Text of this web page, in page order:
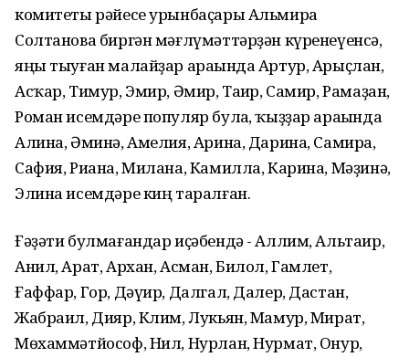
комитеты рәйесе урынбаҫары Альмира
Солтанова биргән мәғлүмәттәрҙән күренеүенсә,
яңы тыуған малайҙар араһында Артур, Арыҫлан,
Асҡар, Тимур, Эмир, Әмир, Таһир, Самир, Рамаҙан,
Роман исемдәре популяр булһа, ҡыҙҙар араһында
Алина, Әминә, Амелия, Арина, Дарина, Самира,
Сафия, Риана, Милана, Камилла, Карина, Мәҙинә,
Элина исемдәре киң таралған.
Ғәҙәти булмағандар иҫәбендә - Аллим, Альтаир,
Анил, Арат, Архан, Асман, Билол, Гамлет,
Ғаффар, Гор, Дәүир, Далгал, Далер, Дастан,
Жабраил, Дияр, Клим, Лукьян, Мамур, Мират,
Мөхаммәтйософ, Нил, Нурлан, Нурмат, Онур,